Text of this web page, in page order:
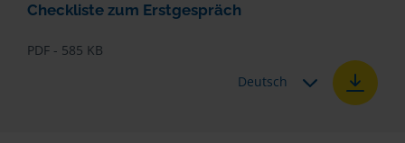
Checkliste zum Erstgespräch
PDF - 585 KB
Deutsch